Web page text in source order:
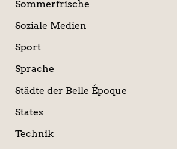
Sommerfrische
Soziale Medien
Sport
Sprache
Städte der Belle Époque
States
Technik